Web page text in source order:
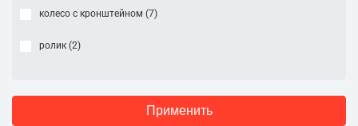
колесо с кронштейном (7)
ролик (2)